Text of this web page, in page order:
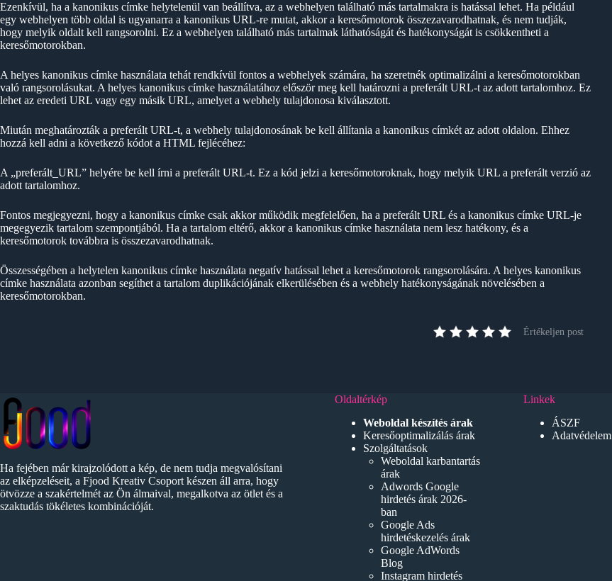
Ezenkívül, ha a kanonikus címke helytelenül van beállítva, az a webhelyen található más tartalmakra is hatással lehet. Ha például
egy webhelyen több oldal is ugyanarra a kanonikus URL-re mutat, akkor a keresőmotorok összezavarodhatnak, és nem tudják,
hogy melyik oldalt kell rangsorolni. Ez a webhelyen található más tartalmak láthatóságát és hatékonyságát is csökkentheti a
keresőmotorokban.
A helyes kanonikus címke használata tehát rendkívül fontos a webhelyek számára, ha szeretnék optimalizálni a keresőmotorokban
való rangsorolásukat. A helyes kanonikus címke használatához először meg kell határozni a preferált URL-t az adott tartalomhoz. Ez
lehet az eredeti URL vagy egy másik URL, amelyet a webhely tulajdonosa kiválasztott.
Miután meghatározták a preferált URL-t, a webhely tulajdonosának be kell állítania a kanonikus címkét az adott oldalon. Ehhez
hozzá kell adni a következő kódot a HTML fejlécéhez:
A „preferált_URL” helyére be kell írni a preferált URL-t. Ez a kód jelzi a keresőmotoroknak, hogy melyik URL a preferált verzió az
adott tartalomhoz.
Fontos megjegyezni, hogy a kanonikus címke csak akkor működik megfelelően, ha a preferált URL és a kanonikus címke URL-je
megegyezik tartalom szempontjából. Ha a tartalom eltérő, akkor a kanonikus címke használata nem lesz hatékony, és a
keresőmotorok továbbra is összezavarodhatnak.
Összességében a helytelen kanonikus címke használata negatív hatással lehet a keresőmotorok rangsorolására. A helyes kanonikus
címke használata azonban segíthet a tartalom duplikációjának elkerülésében és a webhely hatékonyságának növelésében a
keresőmotorokban.
Értékeljen post
Ha fejében már kirajzolódott a kép, de nem tudja megvalósítani
az elképzeléseit, a Fjood Kreativ Csoport készen áll arra, hogy
ötvözze a szakértelmét az Ön álmaival, megalkotva az ötlet és a
szaktudás tökéletes kombinációját.
Oldaltérkép
Weboldal készítés árak
Keresőoptimalizálás árak
Szolgáltatások
Weboldal karbantartás
árak
Adwords Google
hirdetés árak 2026-
ban
Google Ads
hirdetéskezelés árak
Google AdWords
Blog
Instagram hirdetés
Linkek
ÁSZF
Adatvédelem